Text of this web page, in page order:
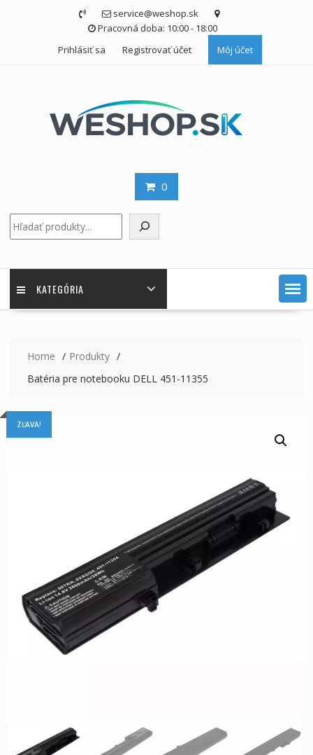
service@weshop.sk
Pracovná doba: 10:00 - 18:00
Prihlásiť sa
Registrovať účet Môj účet
0
KATEGÓRIA
Home
Produkty
Batéria pre notebooku DELL 451-11355
ZĽAVA!